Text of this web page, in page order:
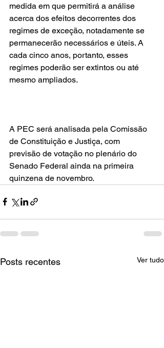
medida em que permitirá a análise
acerca dos efeitos decorrentes dos
regimes de exceção, notadamente se
permanecerão necessários e úteis. A
cada cinco anos, portanto, esses
regimes poderão ser extintos ou até
mesmo ampliados.
A PEC será analisada pela Comissão
de Constituição e Justiça, com
previsão de votação no plenário do
Senado Federal ainda na primeira
quinzena de novembro.
Posts recentes Ver tudo